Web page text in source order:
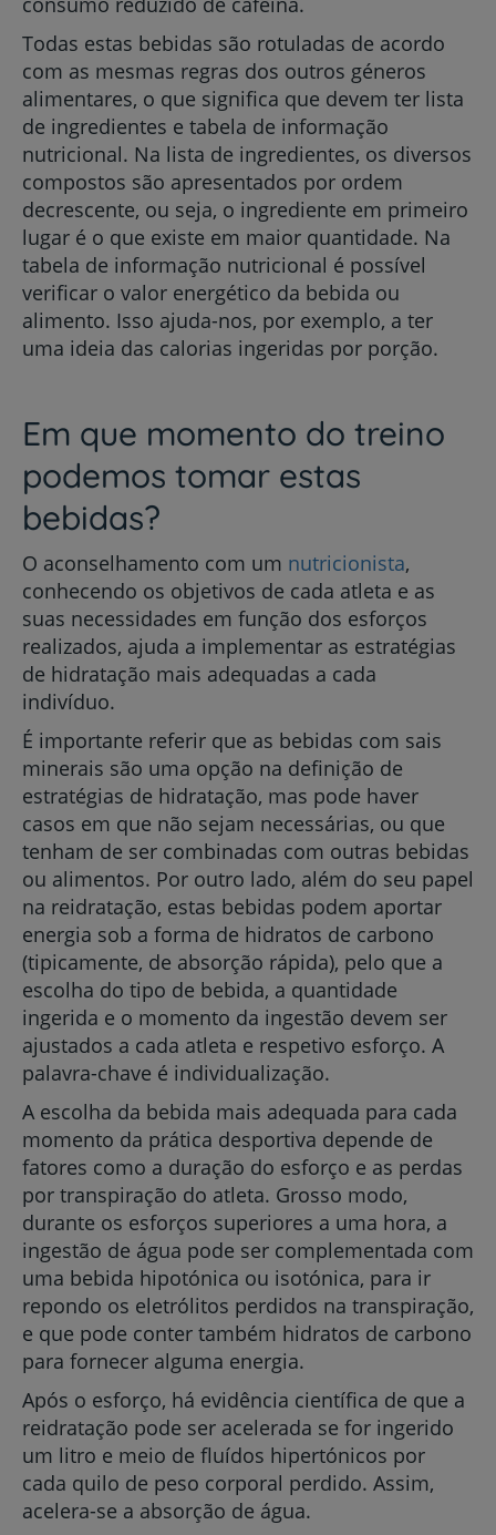
Todas estas bebidas são rotuladas de acordo
com as mesmas regras dos outros géneros
alimentares, o que significa que devem ter lista
de ingredientes e tabela de informação
nutricional. Na lista de ingredientes, os diversos
compostos são apresentados por ordem
decrescente, ou seja, o ingrediente em primeiro
lugar é o que existe em maior quantidade. Na
tabela de informação nutricional é possível
verificar o valor energético da bebida ou
alimento. Isso ajuda-nos, por exemplo, a ter
uma ideia das calorias ingeridas por porção.
Em que momento do treino
podemos tomar estas
bebidas?
O aconselhamento com um nutricionista,
conhecendo os objetivos de cada atleta e as
suas necessidades em função dos esforços
realizados, ajuda a implementar as estratégias
de hidratação mais adequadas a cada
indivíduo.
É importante referir que as bebidas com sais
minerais são uma opção na definição de
estratégias de hidratação, mas pode haver
casos em que não sejam necessárias, ou que
tenham de ser combinadas com outras bebidas
ou alimentos. Por outro lado, além do seu papel
na reidratação, estas bebidas podem aportar
energia sob a forma de hidratos de carbono
(tipicamente, de absorção rápida), pelo que a
escolha do tipo de bebida, a quantidade
ingerida e o momento da ingestão devem ser
ajustados a cada atleta e respetivo esforço. A
palavra-chave é individualização.
A escolha da bebida mais adequada para cada
momento da prática desportiva depende de
fatores como a duração do esforço e as perdas
por transpiração do atleta. Grosso modo,
durante os esforços superiores a uma hora, a
ingestão de água pode ser complementada com
uma bebida hipotónica ou isotónica, para ir
repondo os eletrólitos perdidos na transpiração,
e que pode conter também hidratos de carbono
para fornecer alguma energia.
Após o esforço, há evidência científica de que a
reidratação pode ser acelerada se for ingerido
um litro e meio de fluídos hipertónicos por
cada quilo de peso corporal perdido. Assim,
acelera-se a absorção de água.